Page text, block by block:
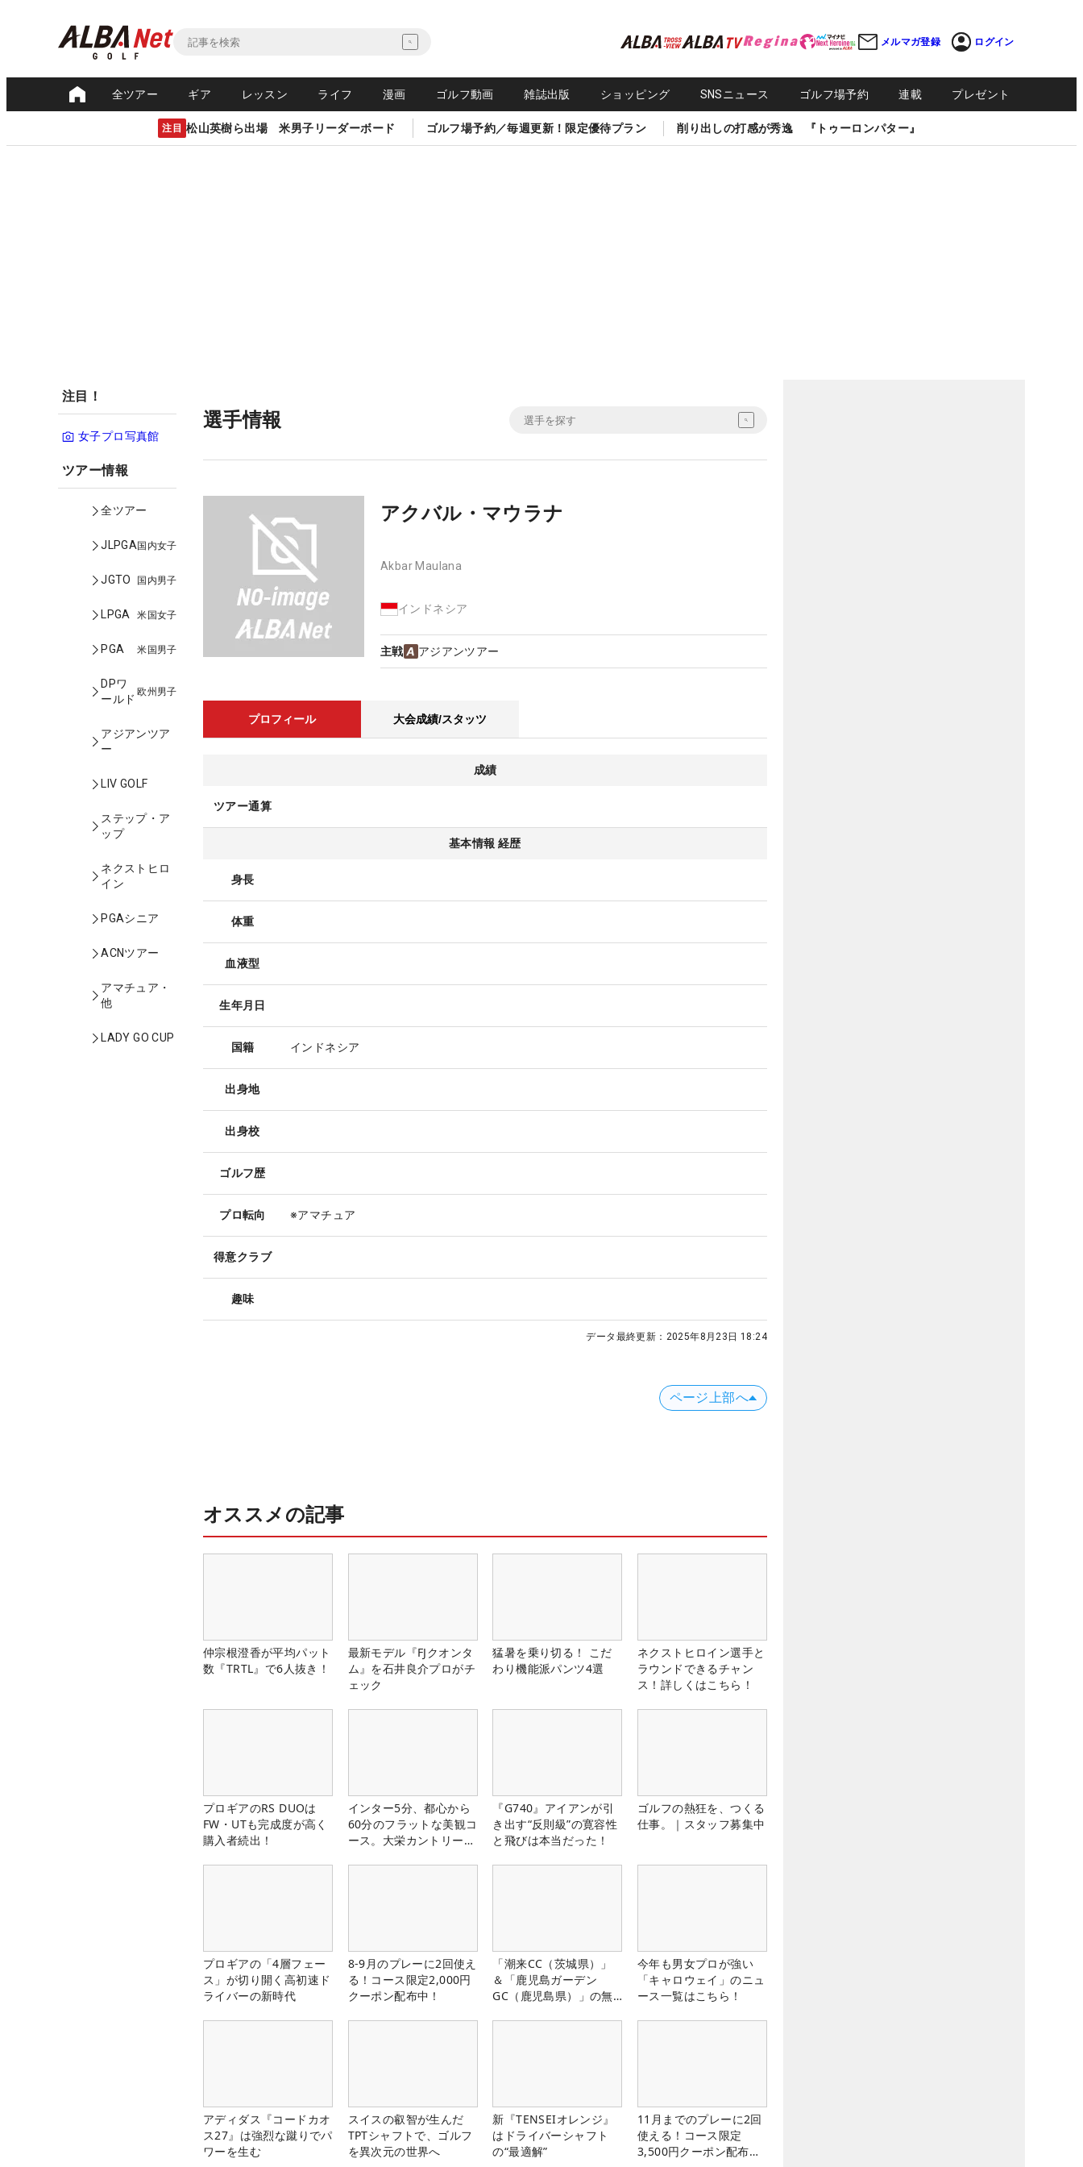
メルマガ登録 ログイン
全ツアー ギア レッスン ライフ 漫画 ゴルフ動画 雑誌出版 ショッピング SNSニュース ゴルフ場予約 連載 プレゼント
注目 松山英樹ら出場 米男子リーダーボード ゴルフ場予約／毎週更新！限定優待プラン 削り出しの打感が秀逸 『トゥーロンパター』
注目！
女子プロ写真館
ツアー情報
全ツアー
JLPGA国内女子
JGTO 国内男子
LPGA 米国女子
PGA 米国男子
DPワ
ールド
欧州男子
アジアンツア
ー
LIV GOLF
ステップ・ア
ップ
ネクストヒロ
イン
PGAシニア
ACNツアー
アマチュア・
他
LADY GO CUP
選手情報
アクバル・マウラナ
Akbar Maulana
インドネシア
主戦 アジアンツアー
プロフィール 大会成績/スタッツ
成績
ツアー通算
基本情報 経歴
身長
体重
血液型
生年月日
国籍 インドネシア
出身地
出身校
ゴルフ歴
プロ転向 ※アマチュア
得意クラブ
趣味
データ最終更新： 2025年8月23日 18:24
ページ上部へ
オススメの記事
仲宗根澄香が平均パット
数『TRTL』で6人抜き！
最新モデル『FJクオンタ
ム』を石井良介プロがチ
ェック
猛暑を乗り切る！ こだ
わり機能派パンツ4選
ネクストヒロイン選手と
ラウンドできるチャン
ス！詳しくはこちら！
プロギアのRS DUOは
FW・UTも完成度が高く
購入者続出！
インター5分、都心から
60分のフラットな美観コ
ース。大栄カントリー俱
『G740』アイアンが引
き出す“反則級”の寛容性
と飛びは本当だった！
ゴルフの熱狂を、つくる
仕事。｜スタッフ募集中
プロギアの「4層フェー
ス」が切り開く高初速ド
ライバーの新時代
8-9月のプレーに2回使え
る！コース限定2,000円
クーポン配布中！
「潮来CC（茨城県）」
＆「鹿児島ガーデン
GC（鹿児島県）」の無
今年も男女プロが強い
「キャロウェイ」のニュ
ース一覧はこちら！
アディダス『コードカオ
ス27』は強烈な蹴りでパ
ワーを生む
スイスの叡智が生んだ
TPTシャフトで、ゴルフ
を異次元の世界へ
新『TENSEIオレンジ』
はドライバーシャフト
の“最適解”
11月までのプレーに2回
使える！コース限定
3,500円クーポン配布